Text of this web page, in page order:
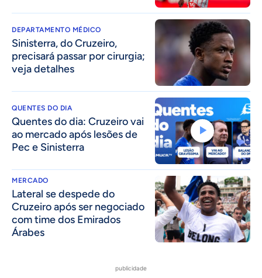
DEPARTAMENTO MÉDICO
Sinisterra, do Cruzeiro,
precisará passar por cirurgia;
veja detalhes
QUENTES DO DIA
Quentes do dia: Cruzeiro vai
ao mercado após lesões de
Pec e Sinisterra
MERCADO
Lateral se despede do
Cruzeiro após ser negociado
com time dos Emirados
Árabes
publicidade